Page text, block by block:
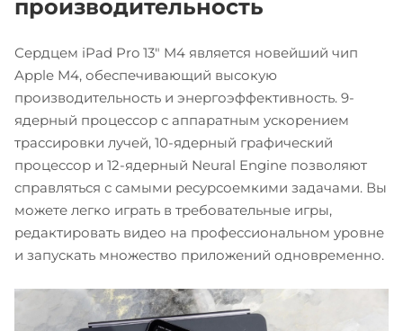
производительность
Сердцем iPad Pro 13" M4 является новейший чип
Apple M4, обеспечивающий высокую
производительность и энергоэффективность. 9-
ядерный процессор с аппаратным ускорением
трассировки лучей, 10-ядерный графический
процессор и 12-ядерный Neural Engine позволяют
справляться с самыми ресурсоемкими задачами. Вы
можете легко играть в требовательные игры,
редактировать видео на профессиональном уровне
и запускать множество приложений одновременно.